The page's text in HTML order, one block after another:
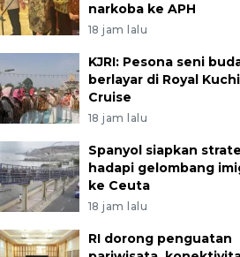
narkoba ke APH
18 jam lalu
KJRI: Pesona seni
berlayar di Royal
Cruise
18 jam lalu
Spanyol siapkan
hadapi gelombang
ke Ceuta
18 jam lalu
RI dorong penguatan